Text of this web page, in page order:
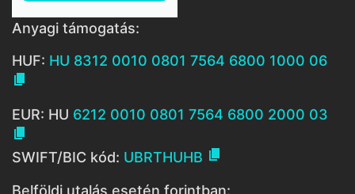
Anyagi támogatás:
HUF: HU 8312 0010 0801 7564 6800 1000 06

EUR: HU 6212 0010 0801 7564 6800 2000 03

SWIFT/BIC kód: UBRTHUHB 
Belföldi utalás esetén forintban: